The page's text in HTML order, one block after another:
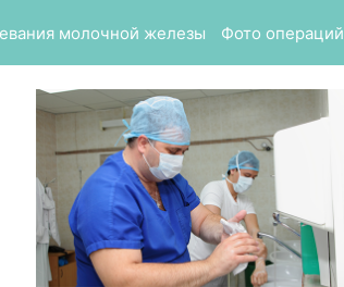
молочной железы Фото операций